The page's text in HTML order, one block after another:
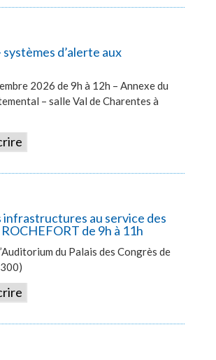
d’alerte aux
2026 de 9h à 12h – Annexe du
– salle Val de Charentes à
infrastructures au service des
de 9h à 11h
du Palais des Congrès de